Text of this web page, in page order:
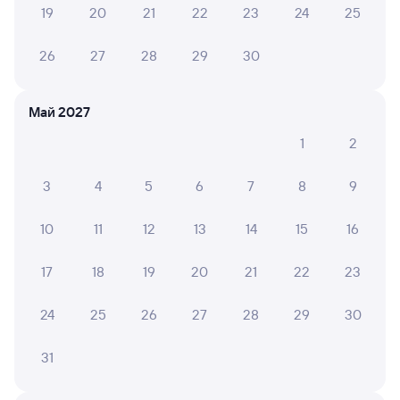
26 июля 2026 • Поезд 030У
Вежливые и внимательные проводники. Спасибо!
АРТЕМ В.
немного так себе а сами купешки в хорошем
19 20 21 22 23 24 25
26 27 28 29 30
Май 2027
1
2
3 4 5 6 7 8 9
10 11 12 13 14 15 16
17 18 19 20 21 22 23
24 25 26 27 28 29 30
31